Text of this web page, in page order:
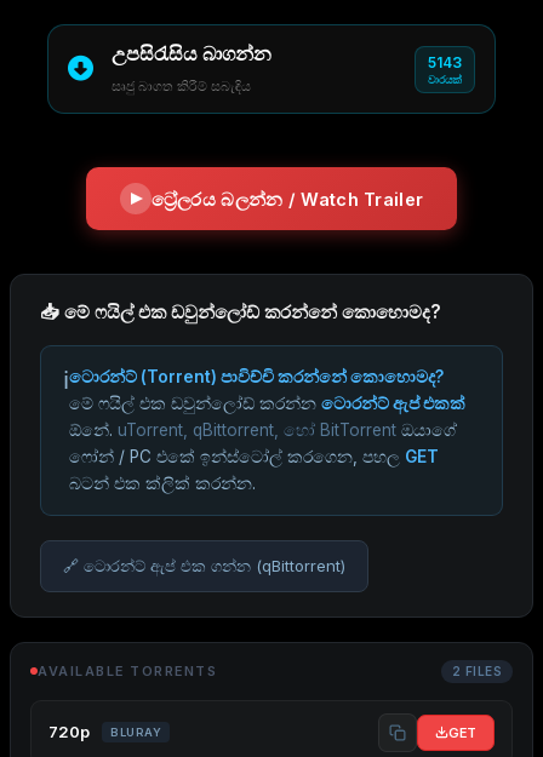
උපසිරැසිය බාගන්න
සෘජු බාගත කිරීම් සබැඳිය
5143
වාරයක්
ට්‍රේලරය බලන්න / Watch Trailer
📥 මේ ෆයිල් එක ඩවුන්ලෝඩ් කරන්නේ කොහොමද?
ℹ️ටොරන්ට් (Torrent) පාවිච්චි කරන්නේ කොහොමද?
මේ ෆයිල් එක ඩවුන්ලෝඩ් කරන්න ටොරන්ට් ඇප් එකක්
ඕනේ. uTorrent, qBittorrent, හෝ BitTorrentඔයාගේ
ෆෝන් / PC එකේ ඉන්ස්ටෝල් කරගෙන, පහල GET
බටන් එක ක්ලික් කරන්න.
🔗 ටොරන්ට් ඇප් එක ගන්න (qBittorrent)
AVAILABLE TORRENTS 2 FILES
720p BLURAY GET